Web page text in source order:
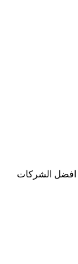
العديد من الخبرات التي تجعلنا من افضل الشركات